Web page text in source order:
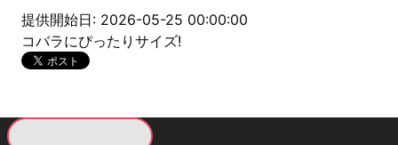
提供開始日: 2026-05-25 00:00:00
コバラにぴったりサイズ!